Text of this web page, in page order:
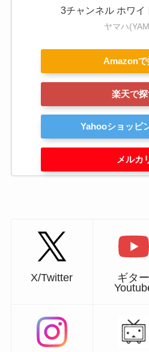
3チャンネル ホワイ
ヤマハ
Amazonで
楽天で
Yahooショッピ
メルカ
X/Twitter
ギター